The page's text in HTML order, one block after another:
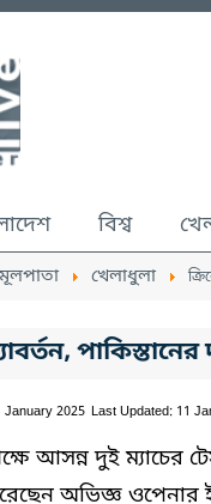
বিশ্ব
মূলপাতা খেলাধুলা
January 2025 Last Updated: 11
আসন্ন দুই ম্যাচের
অভিজ্ঞ